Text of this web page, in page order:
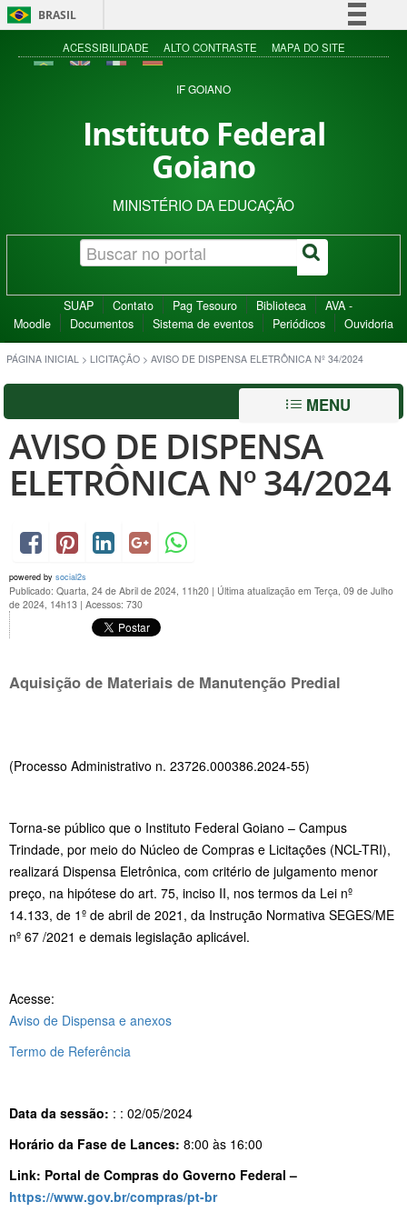
BRASIL
Simplifique!
Acesso à informação
ACESSIBILIDADE ALTO CONTRASTE MAPA DO SITE
IF GOIANO
Instituto Federal
Goiano
MINISTÉRIO DA EDUCAÇÃO
SUAP Contato Pag Tesouro Biblioteca
AVA -
Moodle
Documentos Sistema de eventos Periódicos Ouvidoria
PÁGINA INICIAL > LICITAÇÃO > AVISO DE DISPENSA ELETRÔNICA Nº 34/2024
MENU
AVISO DE DISPENSA
ELETRÔNICA Nº 34/2024
powered by social2s
Publicado: Quarta, 24 de Abril de 2024, 11h20 | Última atualização em Terça, 09 de Julho
de 2024, 14h13 | Acessos: 730
Aquisição de Materiais de Manutenção Predial
(Processo Administrativo n. 23726.000386.2024-55)
Torna-se público que o Instituto Federal Goiano – Campus
Trindade, por meio do Núcleo de Compras e Licitações (NCL-TRI),
realizará Dispensa Eletrônica, com critério de julgamento menor
preço, na hipótese do art. 75, inciso II, nos termos da Lei nº
14.133, de 1º de abril de 2021, da Instrução Normativa SEGES/ME
nº 67 /2021 e demais legislação aplicável.
Acesse:
Aviso de Dispensa e anexos
Termo de Referência
Data da sessão: : : 02/05/2024
Horário da Fase de Lances: 8:00 às 16:00
Link: Portal de Compras do Governo Federal –
https://www.gov.br/compras/pt-br